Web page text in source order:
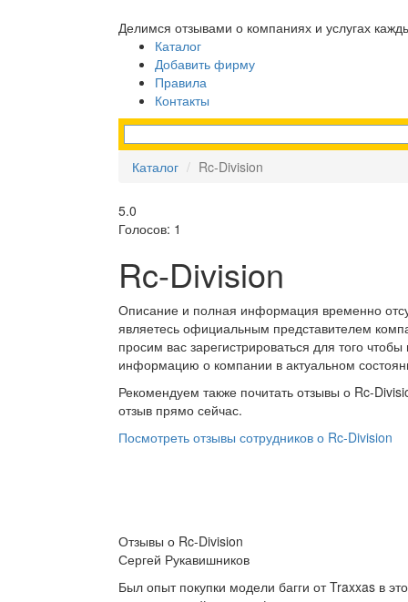
Делимся отзывами о компаниях и услугах
Каталог
Добавить фирму
Правила
Контакты
Каталог Rc-Division
5.0
Голосов: 1
Rc-Division
Описание и полная информация временно
являетесь официальным представителем
просим вас зарегистрироваться для того
информацию о компании в актуальном
Рекомендуем также почитать отзывы о Rc-
отзыв прямо сейчас.
Посмотреть отзывы сотрудников о Rc-Division
Отзывы о Rc-Division
Сергей Рукавишников
Был опыт покупки модели багги от Traxxas в